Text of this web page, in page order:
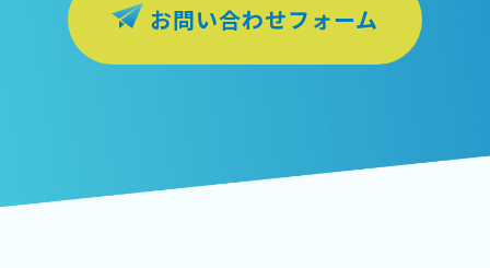
お問い合わせフォーム